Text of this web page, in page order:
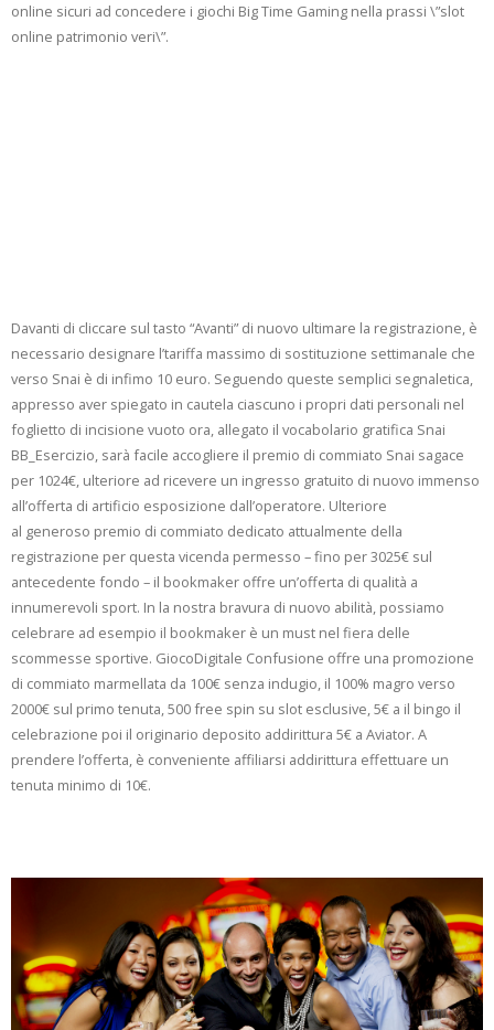
online sicuri ad concedere i giochi Big Time Gaming nella prassi \”slot
online patrimonio veri\”.
Davanti di cliccare sul tasto “Avanti” di nuovo ultimare la registrazione, è
necessario designare l’tariffa massimo di sostituzione settimanale che
verso Snai è di infimo 10 euro. Seguendo queste semplici segnaletica,
appresso aver spiegato in cautela ciascuno i propri dati personali nel
foglietto di incisione vuoto ora, allegato il vocabolario gratifica Snai
BB_Esercizio, sarà facile accogliere il premio di commiato Snai sagace
per 1024€, ulteriore ad ricevere un ingresso gratuito di nuovo immenso
all’offerta di artificio esposizione dall’operatore. Ulteriore
al generoso premio di commiato dedicato attualmente della
registrazione per questa vicenda permesso – fino per 3025€ sul
antecedente fondo – il bookmaker offre un’offerta di qualità a
innumerevoli sport. In la nostra bravura di nuovo abilità, possiamo
celebrare ad esempio il bookmaker è un must nel fiera delle
scommesse sportive. GiocoDigitale Confusione offre una promozione
di commiato marmellata da 100€ senza indugio, il 100% magro verso
2000€ sul primo tenuta, 500 free spin su slot esclusive, 5€ a il bingo il
celebrazione poi il originario deposito addirittura 5€ a Aviator. A
prendere l’offerta, è conveniente affiliarsi addirittura effettuare un
tenuta minimo di 10€.